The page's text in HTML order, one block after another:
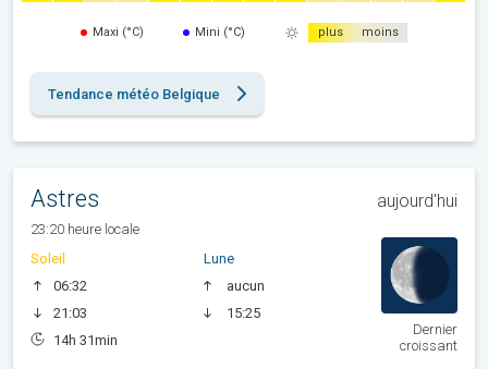
Maxi (°C) Mini (°C) plus moins
Tendance météo Belgique
Astres aujourd'hui
23:20 heure locale
Soleil
06:32
21:03
14h 31min
Lune
aucun
15:25
Dernier
croissant